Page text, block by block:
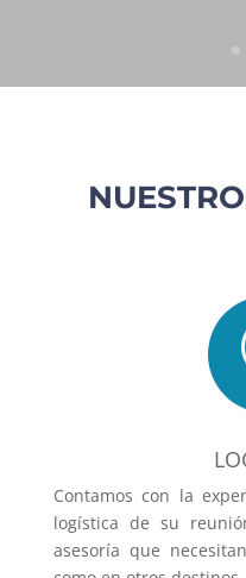
Contamos con la
logística de su
asesoría que